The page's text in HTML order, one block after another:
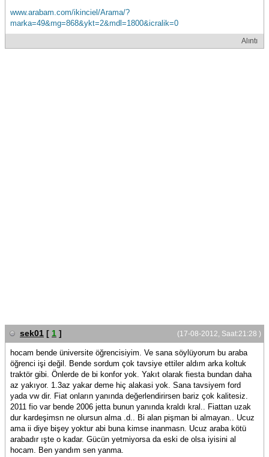
www.arabam.com/ikinciel/Arama/?
marka=49&mg=868&ykt=2&mdl=1800&icralik=0
Alıntı
(17-08-2012, Saat:21:28 )
sek01 [ 1 ]
hocam bende üniversite öğrencisiyim. Ve sana söylüyorum bu araba
öğrenci işi değil. Bende sordum çok tavsiye ettiler aldım arka koltuk
traktör gibi. Önlerde de bi konfor yok. Yakıt olarak fiesta bundan daha
az yakıyor. 1.3az yakar deme hiç alakasi yok. Sana tavsiyem ford
yada vw dir. Fiat onların yanında değerlendirirsen bariz çok kalitesiz.
2011 fio var bende 2006 jetta bunun yanında kraldı kral.. Fiattan uzak
dur kardeşimsn ne olursun alma .d.. Bi alan pişman bi almayan.. Ucuz
ama ii diye bişey yoktur abi buna kimse inanmasn. Ucuz araba kötü
arabadır ışte o kadar. Gücün yetmiyorsa da eski de olsa iyisini al
hocam. Ben yandım sen yanma.